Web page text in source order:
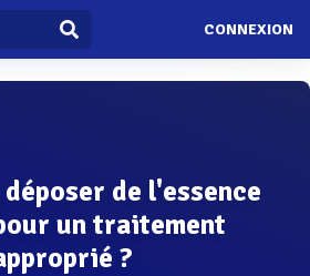
CONNEXION
de l'essence
un traitement
?